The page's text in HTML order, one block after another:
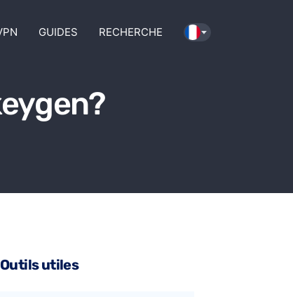
GUIDES RECHERCHE
Outils utiles